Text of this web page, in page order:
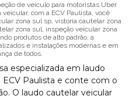
de veículo para motoristas Uber
com a ECV Paulista, você
zona sul sp, vistoria cautelar zona
zona sul, inspeção veicular zona
produtos de alto padrão, a
e instalações modernas e em
de todos.
especializada em laudo
ECV Paulista e conte com o
O laudo cautelar veicular